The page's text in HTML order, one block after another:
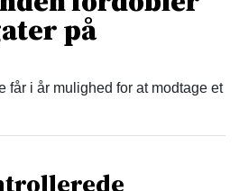
på
får i år mulighed for at modtage et